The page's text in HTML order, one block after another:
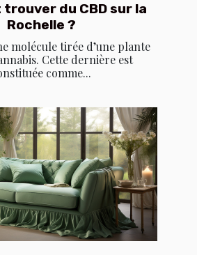
trouver du CBD sur la
Rochelle ?
molécule tirée d’une plante
Cette dernière est
comme...